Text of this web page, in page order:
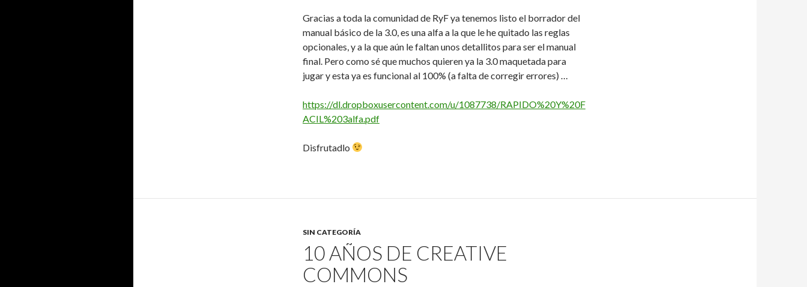
Gracias a toda la comunidad de RyF ya tenemos listo el borrador del
manual básico de la 3.0, es una alfa a la que le he quitado las reglas
opcionales, y a la que aún le faltan unos detallitos para ser el manual
final. Pero como sé que muchos quieren ya la 3.0 maquetada para
jugar y esta ya es funcional al 100% (a falta de corregir errores) …
https://dl.dropboxusercontent.com/u/1087738/RAPIDO%20Y%20F
ACIL%203alfa.pdf
Disfrutadlo
SIN CATEGORÍA
10 AÑOS DE CREATIVE
COMMONS